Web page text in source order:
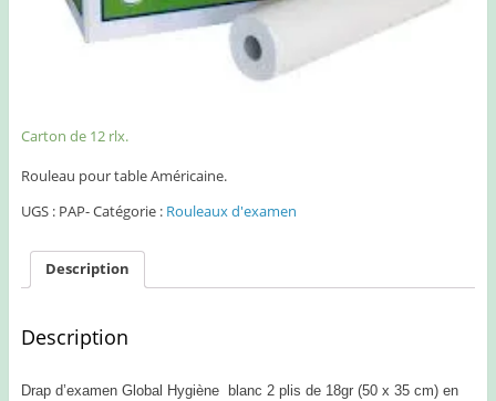
Carton de 12 rlx.
Rouleau pour table Américaine.
UGS : PAP-Catégorie : Rouleaux d'examen
Description
Description
Drap d’examen Global Hygiène blanc 2 plis de 18gr (50 x 35 cm) en